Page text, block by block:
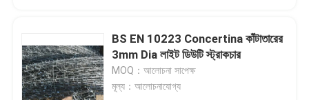
BS EN 10223 Concertina কাঁটাতারের
3mm Dia লাইট ডিউটি ​​স্ট্রাকচার
MOQ：আলোচনা সাপেক্ষ
মূল্য：আলোচনাযোগ্য